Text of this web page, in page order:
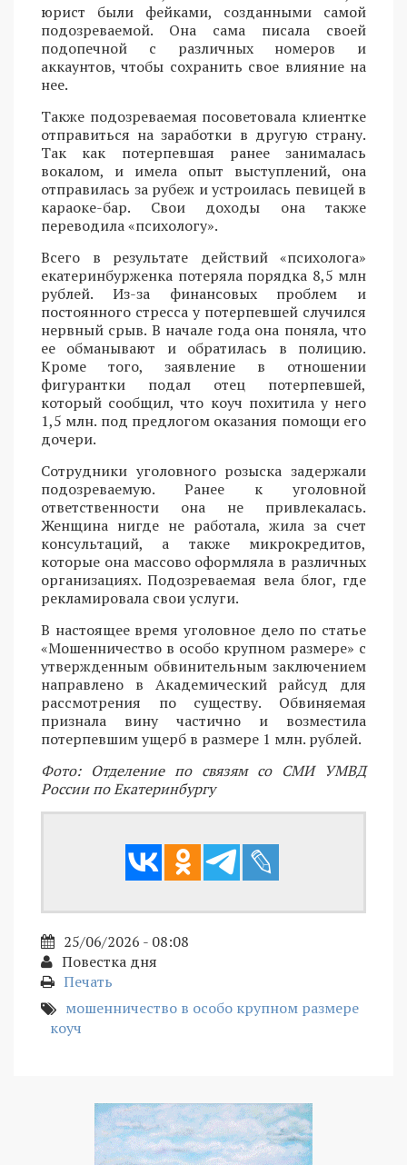
юрист были фейками, созданными самой
подозреваемой. Она сама писала своей
подопечной с различных номеров и
аккаунтов, чтобы сохранить свое влияние на
нее.
Также подозреваемая посоветовала клиентке
отправиться на заработки в другую страну.
Так как потерпевшая ранее занималась
вокалом, и имела опыт выступлений, она
отправилась за рубеж и устроилась певицей в
караоке-бар. Свои доходы она также
переводила «психологу».
Всего в результате действий «психолога»
екатеринбурженка потеряла порядка 8,5 млн
рублей. Из-за финансовых проблем и
постоянного стресса у потерпевшей случился
нервный срыв. В начале года она поняла, что
ее обманывают и обратилась в полицию.
Кроме того, заявление в отношении
фигурантки подал отец потерпевшей,
который сообщил, что коуч похитила у него
1,5 млн. под предлогом оказания помощи его
дочери.
Сотрудники уголовного розыска задержали
подозреваемую. Ранее к уголовной
ответственности она не привлекалась.
Женщина нигде не работала, жила за счет
консультаций, а также микрокредитов,
которые она массово оформляла в различных
организациях. Подозреваемая вела блог, где
рекламировала свои услуги.
В настоящее время уголовное дело по статье
«Мошенничество в особо крупном размере» с
утвержденным обвинительным заключением
направлено в Академический райсуд для
рассмотрения по существу. Обвиняемая
признала вину частично и возместила
потерпевшим ущерб в размере 1 млн. рублей.
Фото: Отделение по связям со СМИ УМВД
России по Екатеринбургу
25/06/2026 - 08:08
Повестка дня
Печать
мошенничество в особо крупном размере
коуч